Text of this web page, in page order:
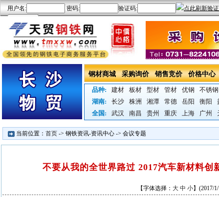
钢材商城 采购询价 销售竞价 价格中心
品种: 建材 板材 型材 管材 优钢
不锈钢
湖南:
长沙 株洲 湘潭 常德 岳阳 衡阳
全国:
武汉 南昌 贵州 重庆 上海 广州
当前位置： 首页 -> 钢铁资讯-资讯中心 -> 会议专题
不要从我的全世界路过 2017汽车新材料创
【字体选择： 大 中 小】(2017/